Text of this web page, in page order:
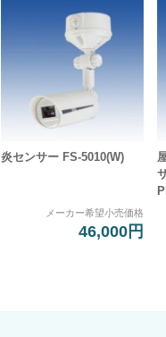
炎センサー FS-5010(W)
メーカー希望小売価格
46,000円